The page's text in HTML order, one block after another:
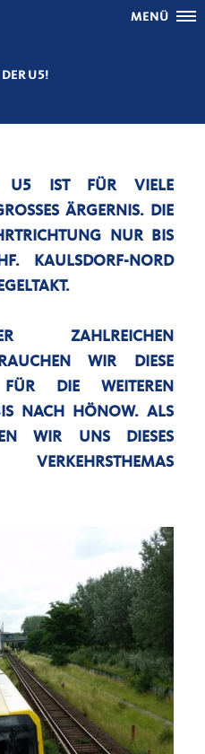
MENÜ
DER U5!
U5 IST FÜR VIELE
ÄRGERNIS. DIE U
NUR BIS B
NORD E
ZAHLREICHEN
WIR DIESE
DIE WEITEREN
NACH HÖNOW. ALS
WIR UNS DIESES